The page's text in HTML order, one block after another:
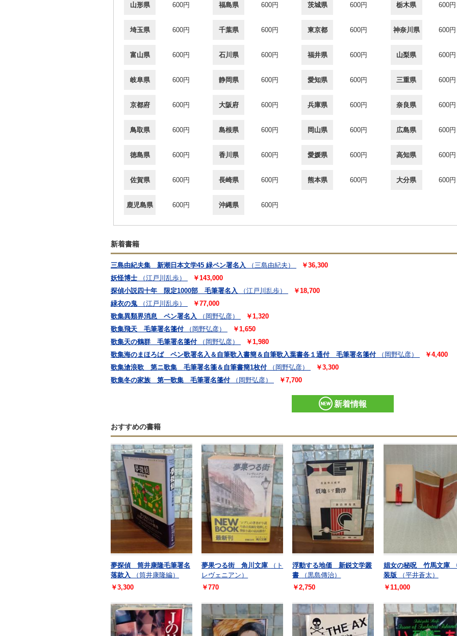
山形県 600円 福島県 600円 茨城県 600円 栃木県 600円
埼玉県 600円 千葉県 600円 東京都 600円 神奈川県 600円
富山県 600円 石川県 600円 福井県 600円 山梨県 600円
岐阜県 600円 静岡県 600円 愛知県 600円 三重県 600円
京都府 600円 大阪府 600円 兵庫県 600円 奈良県 600円
鳥取県 600円 島根県 600円 岡山県 600円 広島県 600円
徳島県 600円 香川県 600円 愛媛県 600円 高知県 600円
佐賀県 600円 長崎県 600円 熊本県 600円 大分県 600円
鹿児島県 600円 沖縄県 600円
新着書籍
三島由紀夫集 新潮日本文学45 緑ペン署名入 （三島由紀夫）
￥36,300
妖怪博士
（江戸川乱歩）
￥143,000
探偵小説四十年 限定1000部 毛筆署名入
（江戸川乱歩）
￥18,700
緑衣の鬼
（江戸川乱歩）
￥77,000
歌集異類界消息 ペン署名入
（岡野弘彦）
￥1,320
歌集飛天 毛筆署名箋付
（岡野弘彦）
￥1,650
歌集天の鶴群 毛筆署名箋付
（岡野弘彦）
￥1,980
歌集海のまほろば ペン歌署名入＆自筆歌入書簡＆自筆歌入葉書各１通付 毛筆署名箋付
（岡野弘彦）
￥4,400
歌集滄浪歌 第ニ歌集 毛筆署名箋＆自筆書簡1枚付
（岡野弘彦）
￥3,300
歌集冬の家族 第一歌集 毛筆署名箋付
（岡野弘彦） ￥7,700
新着情報
おすすめの書籍
夢探偵 筒井康隆毛筆署名
落款入
（筒井康隆編）
￥3,300
夢果つる街 角川文庫
（ト
レヴェニアン）
￥770
浮動する地価 新鋭文学叢
書
（黒島傳治）
￥2,750
娼女の秘呪 竹馬文庫
装版
（平井蒼太）
￥11,000